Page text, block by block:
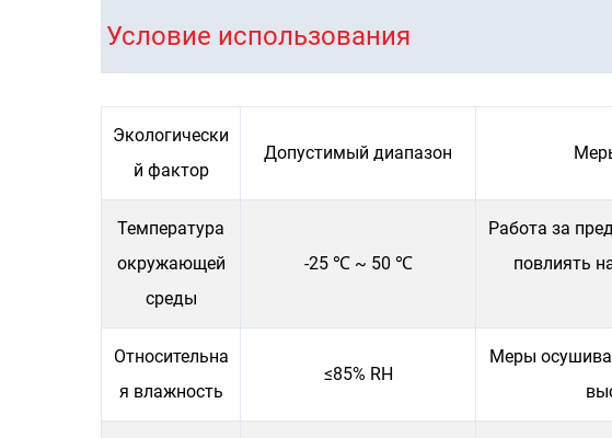
Условие использования
Экологически
й фактор
Допустимый диапазон
Температура
окружающей
среды
-25 ℃ ~ 50 ℃
Работа за
повлиять
Относительна
я влажность
≤85% RH
Меры